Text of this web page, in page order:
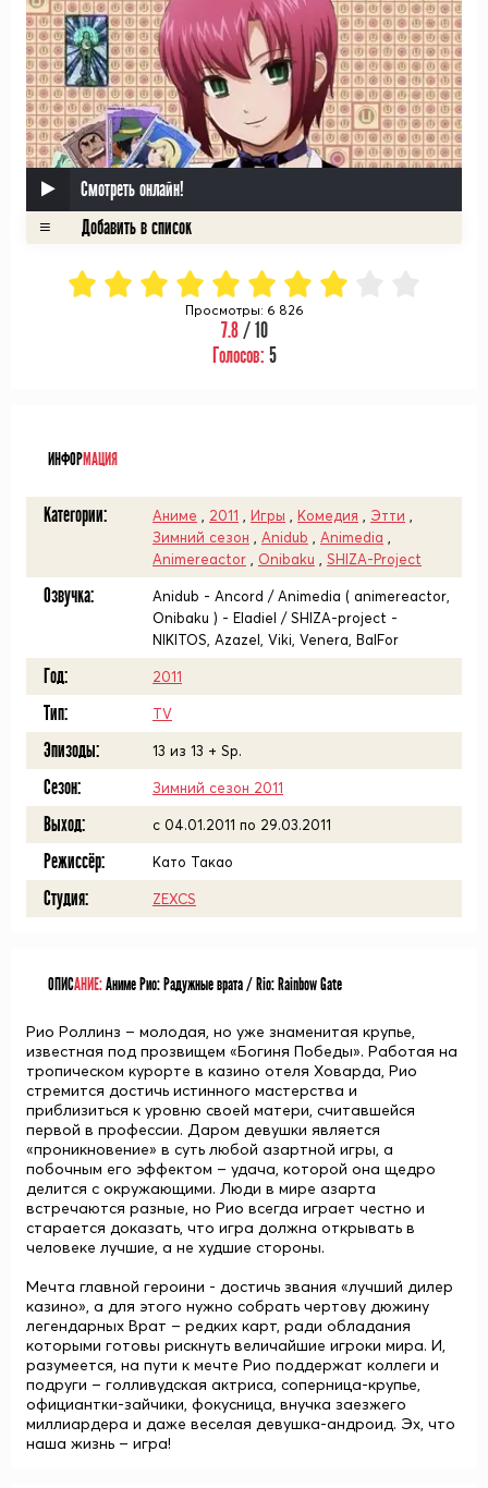
Смотреть онлайн!
Просмотры: 6 826
7.8/ 10
Голосов: 5
ИНФОРМАЦИЯ
Категории: Аниме 2011 Игры Комедия Этти
Зимний сезон
Anidub Animedia
Animereactor
Onibaku SHIZA-Project
Озвучка:
Anidub - Ancord / Animedia ( animereactor,
Onibaku ) - Eladiel / SHIZA-project -
NIKITOS, Azazel, Viki, Venera, BalFor
Год: 2011
Тип: TV
Эпизоды: 13 из 13 + Sp.
Сезон: Зимний сезон 2011
Выход: c 04.01.2011 по 29.03.2011
Режиссёр: Като Такао
Студия: ZEXCS
ОПИСАНИЕ:Аниме Рио: Радужные врата / Rio: Rainbow Gate
Рио Роллинз – молодая, но уже знаменитая крупье,
известная под прозвищем «Богиня Победы». Работая на
тропическом курорте в казино отеля Ховарда, Рио
стремится достичь истинного мастерства и
приблизиться к уровню своей матери, считавшейся
первой в профессии. Даром девушки является
«проникновение» в суть любой азартной игры, а
побочным его эффектом – удача, которой она щедро
делится с окружающими. Люди в мире азарта
встречаются разные, но Рио всегда играет честно и
старается доказать, что игра должна открывать в
человеке лучшие, а не худшие стороны.
Мечта главной героини - достичь звания «лучший дилер
казино», а для этого нужно собрать чертову дюжину
легендарных Врат – редких карт, ради обладания
которыми готовы рискнуть величайшие игроки мира. И,
разумеется, на пути к мечте Рио поддержат коллеги и
подруги – голливудская актриса, соперница-крупье,
официантки-зайчики, фокусница, внучка заезжего
миллиардера и даже веселая девушка-андроид. Эх, что
наша жизнь – игра!